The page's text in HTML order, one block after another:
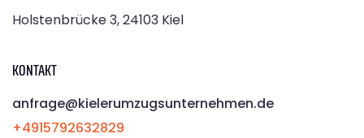
Holstenbrücke 3, 24103 Kiel
KONTAKT
anfrage@kielerumzugsunternehmen.de
+4915792632829